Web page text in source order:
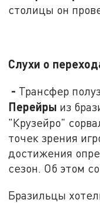
столицы он
Слухи о
- Трансфер
Перейры из
"Крузейро"
точек зрения
достижения
сезон. Об этом
Бразильцы